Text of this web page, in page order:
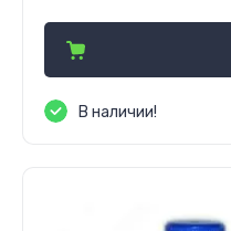
В наличии!